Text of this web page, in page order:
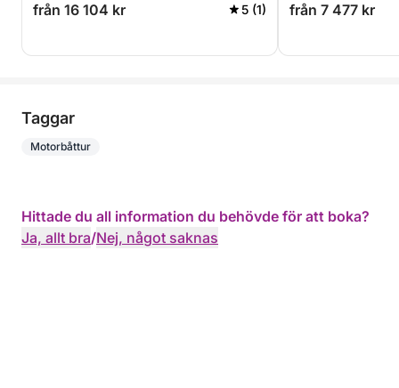
från 16 104 kr 5 (1) från 7 477 kr
Taggar
Motorbåttur
Hittade du all information du behövde för att boka?
Ja, allt bra/Nej, något saknas